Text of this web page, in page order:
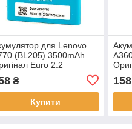
для Lenovo
(BL205) 3500mAh
Euro 2.2
₴
Купити
158